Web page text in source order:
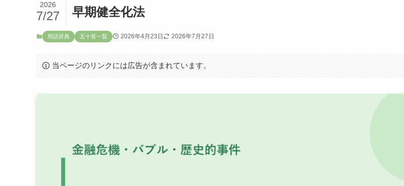
早期健全化法
2026
7/27
用語辞典 五十音一覧 2026年4月23日 2026年7月27日
当ページのリンクには広告が含まれています。